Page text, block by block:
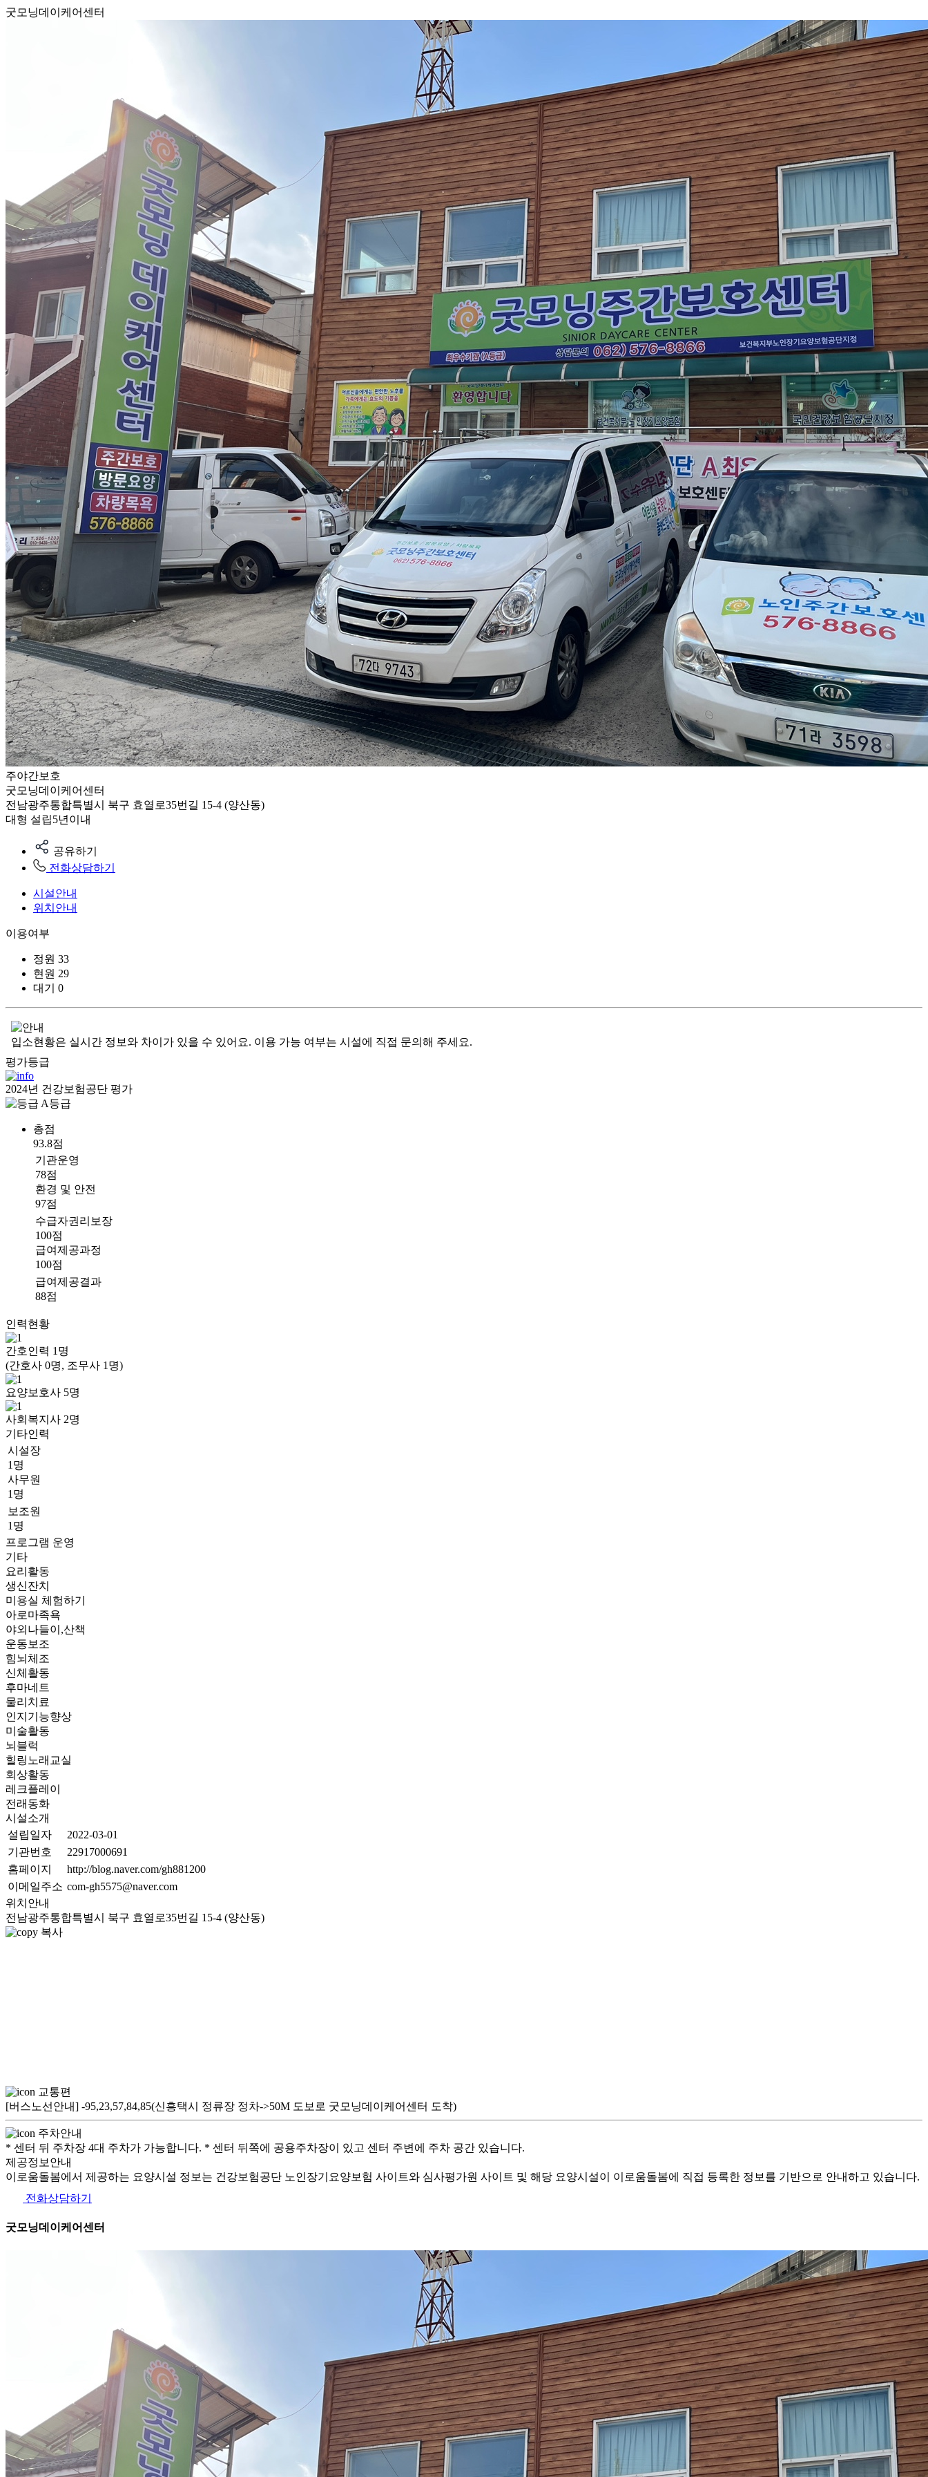
굿모닝데이케어센터
주야간보호
굿모닝데이케어센터
전남광주통합특별시 북구 효열로35번길 15-4 (양산동)
대형 설립5년이내
공유하기
전화상담하기
시설안내
위치안내
이용여부
정원 33
현원 29
대기
0
입소현황은 실시간 정보와 차이가 있을 수 있어요. 이용 가능 여부는 시설에 직접 문의해 주세요.
평가등급
2024년 건강보험공단 평가
A등급
총점
93.8점
기관운영
78점
환경 및 안전
97점
수급자권리보장
100점
급여제공과정
100점
급여제공결과
88점
인력현황
간호인력 1 명
(간호사 0명, 조무사 1명)
요양보호사 5명
사회복지사 2명
기타인력
시설장
1명
사무원
1명
보조원
1명
프로그램 운영
기타
요리활동
생신잔치
미용실 체험하기
아로마족욕
야외나들이,산책
운동보조
힘뇌체조
신체활동
후마네트
물리치료
인지기능향상
미술활동
뇌블럭
힐링노래교실
회상활동
레크플레이
전래동화
시설소개
설립일자
2022-03-01
기관번호
22917000691
홈페이지
http://blog.naver.com/gh881200
이메일주소 com-gh5575@naver.com
위치안내
전남광주통합특별시 북구 효열로35번길 15-4 (양산동)
복사
교통편
[버스노선안내] -95,23,57,84,85(신흥택시 정류장 정차->50M 도보로 굿모닝데이케어센터 도착)
주차안내
* 센터 뒤 주차장 4대 주차가 가능합니다. * 센터 뒤쪽에 공용주차장이 있고 센터 주변에 주차 공간 있습니다.
제공정보안내
이로움돌봄에서 제공하는 요양시설 정보는 건강보험공단 노인장기요양보험 사이트와 심사평가원 사이트 및 해당 요양시설이 이로움돌봄에 직접 등록한 정보를 기반으로 안내하고 있습니다.
전화상담하기
굿모닝데이케어센터